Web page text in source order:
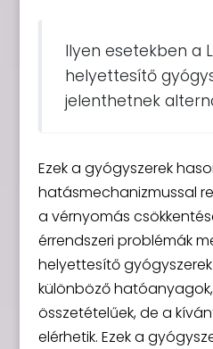
Ilyen esetekben a
helyettesítő
jelenthetnek
Ezek a gyógyszerek
hatásmechanizmussal
a vérnyomás
érrendszeri problémák
helyettesítő
különböző
összetételűek, de a
elérhetik. Ezek a